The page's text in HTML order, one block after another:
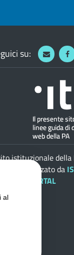
su:
istituzionale della
realizzato da
ePORTAL
al